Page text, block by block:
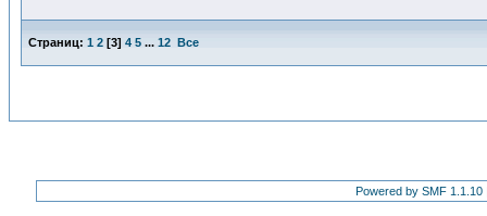
Страниц: 1 2 [3] 4 5 ... 12 Все
Powered by SMF 1.1.10